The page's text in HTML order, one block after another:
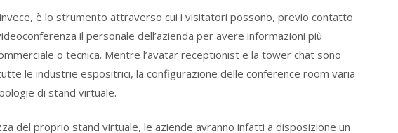
è lo strumento attraverso cui i visitatori possono, previo contatto
il personale dell’azienda per avere informazioni più
o tecnica. Mentre l’avatar receptionist e la tower chat sono
le industrie espositrici, la configurazione delle conference room varia
di stand virtuale.
del proprio stand virtuale, le aziende avranno infatti a disposizione un